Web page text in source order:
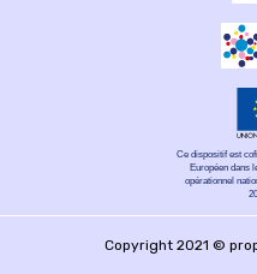
Ce dispositif est
Européen dans
opérationnel
Copyright 2021 ©